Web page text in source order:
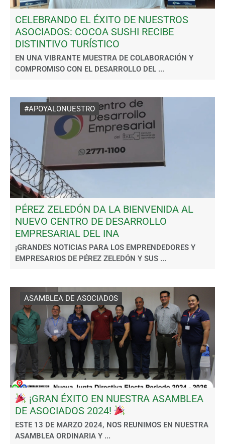
CELEBRANDO EL ÉXITO DE NUESTROS
ASOCIADOS: COCOA SUSHI RECIBE
DISTINTIVO TURÍSTICO
EN UNA VIBRANTE MUESTRA DE COLABORACIÓN Y
COMPROMISO CON EL DESARROLLO DEL ...
#APOYALONUESTRO
PÉREZ ZELEDÓN DA LA BIENVENIDA AL
NUEVO CENTRO DE DESARROLLO
EMPRESARIAL DEL INA
¡GRANDES NOTICIAS PARA LOS EMPRENDEDORES Y
EMPRESARIOS DE PÉREZ ZELEDÓN Y SUS ...
ASAMBLEA DE ASOCIADOS
¡GRAN ÉXITO EN NUESTRA ASAMBLEA
DE ASOCIADOS 2024!
ESTE 13 DE MARZO 2024, NOS REUNIMOS EN NUESTRA
ASAMBLEA ORDINARIA Y ...